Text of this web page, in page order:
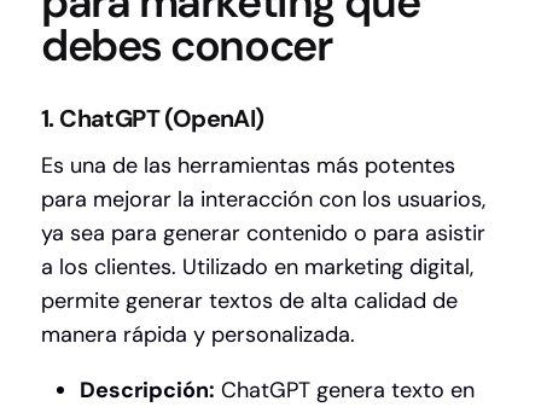
debes conocer
1. ChatGPT (OpenAI)
Es una de las herramientas más potentes
para mejorar la interacción con los usuarios,
ya sea para generar contenido o para asistir
a los clientes. Utilizado en marketing digital,
permite generar textos de alta calidad de
manera rápida y personalizada.
Descripción: ChatGPT genera texto en